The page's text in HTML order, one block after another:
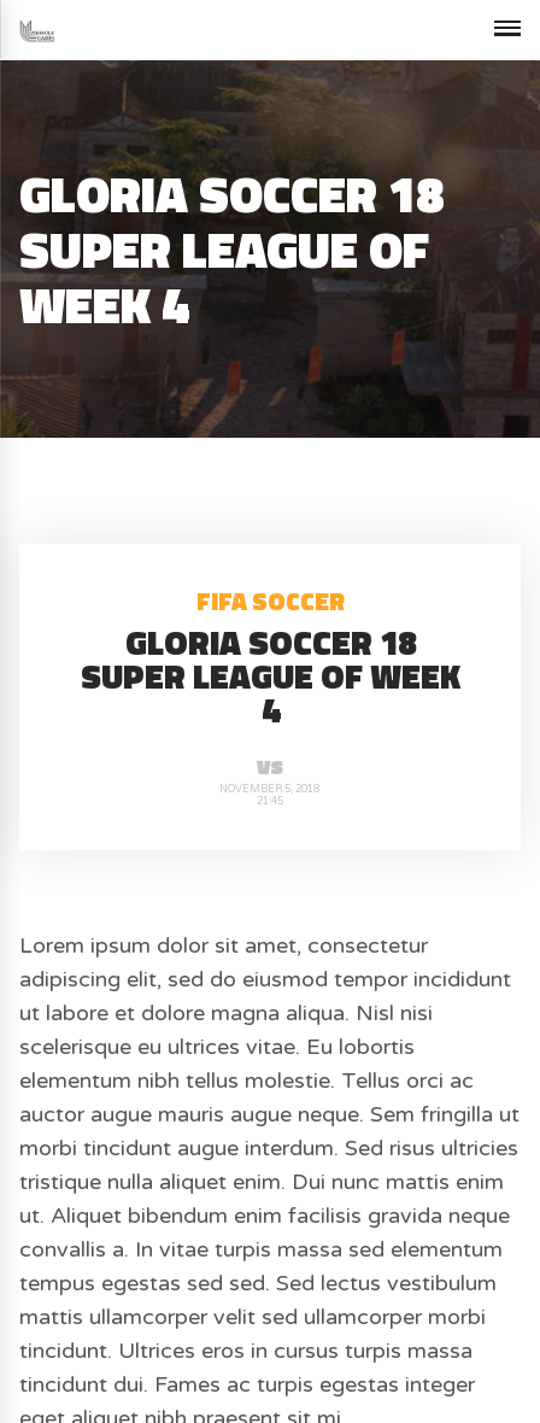
GLORIA SOCCER 18
SUPER LEAGUE OF
WEEK 4
FIFA SOCCER
GLORIA SOCCER 18
SUPER LEAGUE OF WEEK
4
vs
NOVEMBER 5, 2018
21:45
Lorem ipsum dolor sit amet, consectetur
adipiscing elit, sed do eiusmod tempor incididunt
ut labore et dolore magna aliqua. Nisl nisi
scelerisque eu ultrices vitae. Eu lobortis
elementum nibh tellus molestie. Tellus orci ac
auctor augue mauris augue neque. Sem fringilla ut
morbi tincidunt augue interdum. Sed risus ultricies
tristique nulla aliquet enim. Dui nunc mattis enim
ut. Aliquet bibendum enim facilisis gravida neque
convallis a. In vitae turpis massa sed elementum
tempus egestas sed sed. Sed lectus vestibulum
mattis ullamcorper velit sed ullamcorper morbi
tincidunt. Ultrices eros in cursus turpis massa
tincidunt dui. Fames ac turpis egestas integer